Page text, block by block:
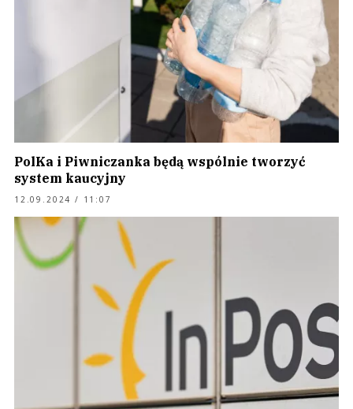
PolKa i Piwniczanka będą wspólnie tworzyć
system kaucyjny
12.09.2024 / 11:07